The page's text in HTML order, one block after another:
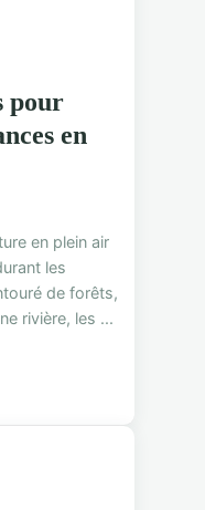
pour
en
en plein air
les
de forêts,
rivière, les ...